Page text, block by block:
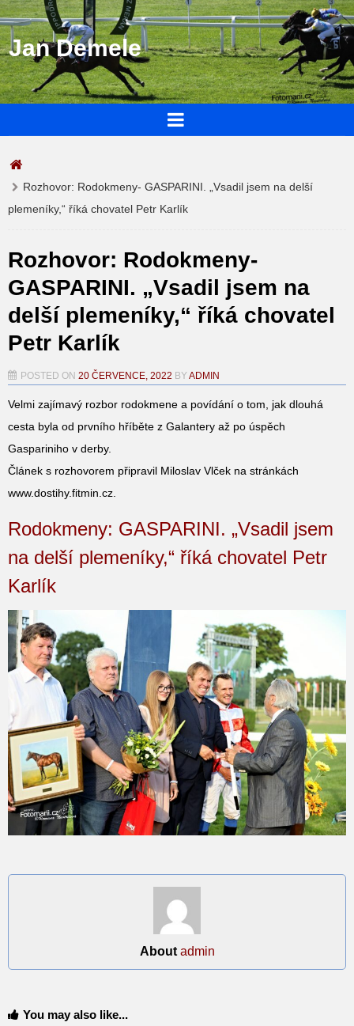
Jan Demele
Rozhovor: Rodokmeny- GASPARINI. „Vsadil jsem na delší
plemeníky,“ říká chovatel Petr Karlík
Rozhovor: Rodokmeny-
GASPARINI. „Vsadil jsem na
delší plemeníky,“ říká chovatel
Petr Karlík
POSTED ON 20 ČERVENCE, 2022 BYADMIN
Velmi zajímavý rozbor rodokmene a povídání o tom, jak dlouhá
cesta byla od prvního hříběte z Galantery až po úspěch
Gaspariniho v derby.
Článek s rozhovorem připravil Miloslav Vlček na stránkách
www.dostihy.fitmin.cz.
Rodokmeny: GASPARINI. „Vsadil jsem
na delší plemeníky,“ říká chovatel Petr
Karlík
About admin
You may also like...